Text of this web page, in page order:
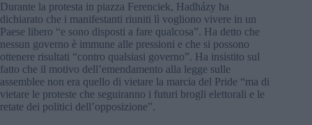
Durante la protesta in piazza Ferenciek, Hadházy ha
dichiarato che i manifestanti riuniti lì vogliono vivere in un
Paese libero “e sono disposti a fare qualcosa”. Ha detto che
nessun governo è immune alle pressioni e che si possono
ottenere risultati “contro qualsiasi governo”. Ha insistito sul
fatto che il motivo dell’emendamento alla legge sulle
assemblee non era quello di vietare la marcia del Pride “ma di
vietare le proteste che seguiranno i futuri brogli elettorali e le
retate dei politici dell’opposizione”.